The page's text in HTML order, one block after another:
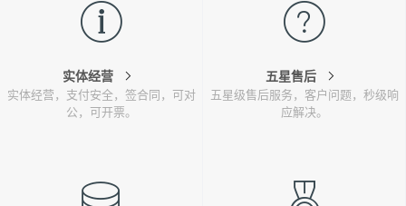
实体经营
实体经营，支付安全，签合同，可对
公，可开票。
五星售后
五星级售后服务，客户问题，秒级响
应解决。